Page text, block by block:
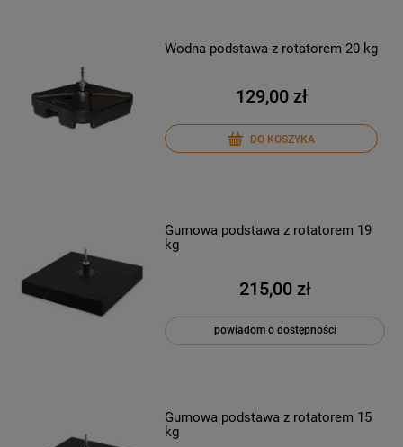
Wodna podstawa z rotatorem 20 kg
129,00 zł
DO KOSZYKA
Gumowa podstawa z rotatorem 19
kg
215,00 zł
powiadom o dostępności
Gumowa podstawa z rotatorem 15
kg